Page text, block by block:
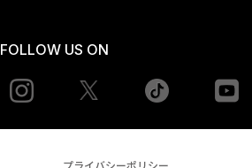
FOLLOW US ON
Instagram tiktok
プライバシーポリシー